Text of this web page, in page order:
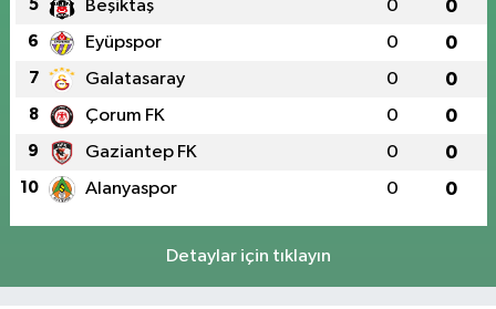
5 Beşiktaş 0 0
6 Eyüpspor 0 0
7 Galatasaray 0 0
8 Çorum FK 0 0
9 Gaziantep FK 0 0
10 Alanyaspor 0 0
Detaylar için tıklayın